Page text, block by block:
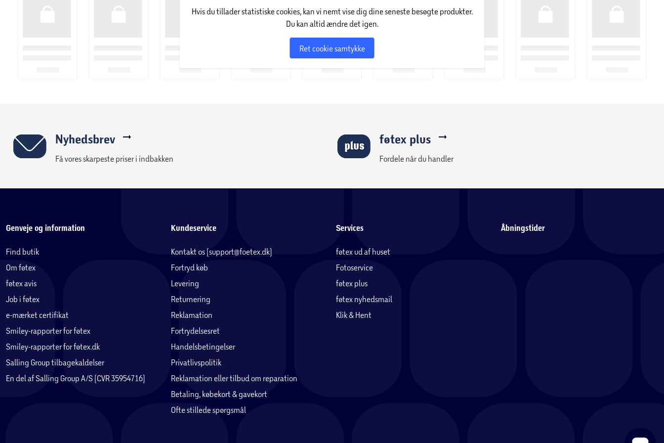
Hvis du tillader statistiske cookies, kan vi nemt vise dig dine seneste besøgte produkter.
Du kan altid ændre det igen.
Ret cookie samtykke
Nyhedsbrev
Få vores skarpeste priser i indbakken
føtex plus
Fordele når du handler
Genveje og information
Find butik
Om føtex
føtex avis
Job i føtex
e-mærket certifikat
Smiley-rapporter for føtex
Smiley-rapporter for føtex.dk
Salling Group tilbagekaldelser
En del af Salling Group A/S (CVR 35954716)
Kundeservice
Kontakt os (support@foetex.dk)
Fortryd køb
Levering
Returnering
Reklamation
Fortrydelsesret
Handelsbetingelser
Privatlivspolitik
Reklamation eller tilbud om reparation
Betaling, købekort & gavekort
Ofte stillede spørgsmål
Services
føtex ud af huset
Fotoservice
føtex plus
føtex nyhedsmail
Klik & Hent
Åbningstider